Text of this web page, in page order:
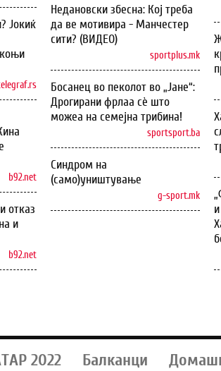
Јокиќ
b92.net
отказ
и
b92.net
Недановски збесна: Кој треба
да ве мотивира - Манчестер
сити? (ВИДЕО)
sportplus.mk
Босанец во пеколот во „Јане“:
Дрогирани фрлаа сѐ што
можеа на семејна трибина!
sportsport.ba
Синдром на
(само)уништување
g-sport.mk
2022 Балканци